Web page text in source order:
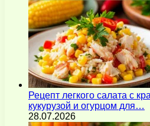
Рецепт легкого салата с
кукурузой и огурцом для…
28.07.2026